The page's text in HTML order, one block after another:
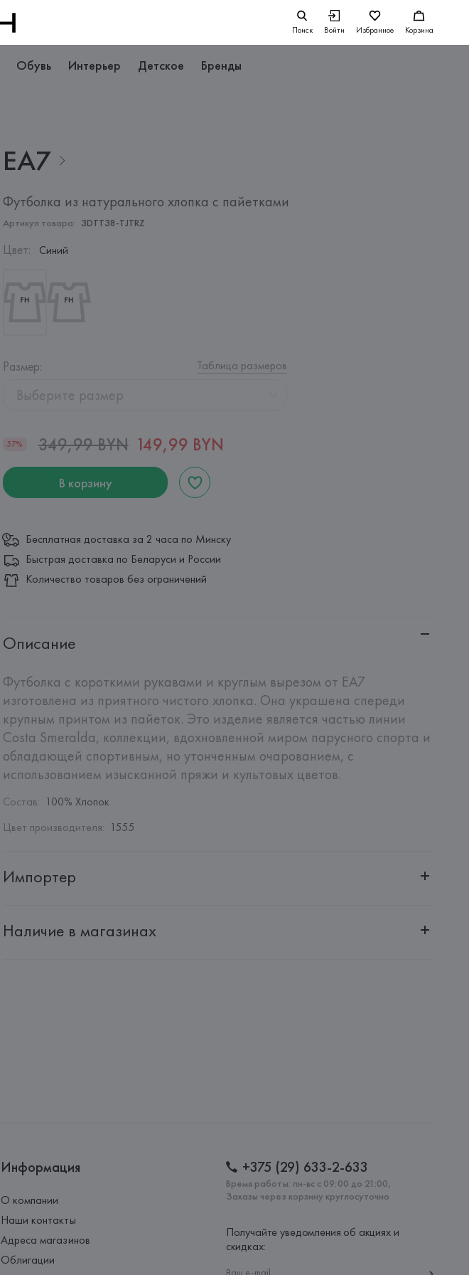
Поиск Войти Избранное Корзина
Обувь Интерьер Детское Бренды
EA7
Футболка из натурального хлопка с пайетками
Артикул товара: 3DTT38-TJTRZ
Цвет: Синий
Размер: Таблица размеров
Выберите размер
57% 349,99 BYN 149,99 BYN
В корзину
Бесплатная доставка за 2 часа по Минску
Быстрая доставка по Беларуси и России
Количество товаров без ограничений
Описание
Футболка с короткими рукавами и круглым вырезом от EA7
изготовлена из приятного чистого хлопка. Она украшена спереди
крупным принтом из пайеток. Это изделие является частью линии
Costa Smeralda, коллекции, вдохновленной миром парусного спорта и
обладающей спортивным, но утонченным очарованием, с
использованием изысканной пряжи и культовых цветов.
Состав: 100% Хлопок
Цвет производителя: 1555
Импортер
Адрес: Республика Беларусь, 220051, г. Минск, ул. Рафиева, д. 64, помещение 2-27
Наличие в магазинах
Информация
О компании
Наши контакты
Адреса магазинов
Облигации
+375 (29) 633-2-633
Время работы: пн-вс с 09:00 до 21:00,
Заказы через корзину круглосуточно
Получайте уведомления об акциях и
скидках: